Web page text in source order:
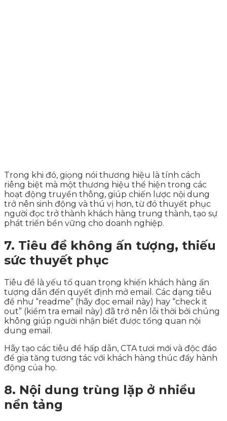
Trong khi đó, giọng nói thương hiệu là tính cách
riêng biệt mà một thương hiệu thể hiện trong các
hoạt động truyền thông, giúp chiến lược nội dung
trở nên sinh động và thú vị hơn, từ đó thuyết phục
người đọc trở thành khách hàng trung thành, tạo sự
phát triển bền vững cho doanh nghiệp.
7. Tiêu đề không ấn tượng, thiếu
sức thuyết phục
Tiêu đề là yếu tố quan trọng khiến khách hàng ấn
tượng dẫn đến quyết định mở email. Các dạng tiêu
đề như “readme” (hãy đọc email này) hay “check it
out” (kiểm tra email này) đã trở nên lỗi thời bởi chúng
không giúp người nhận biết được tổng quan nội
dung email.
Hãy tạo các tiêu đề hấp dẫn, CTA tươi mới và độc đáo
để gia tăng tương tác với khách hàng thúc đẩy hành
động của họ.
8. Nội dung trùng lặp ở nhiều
nền tảng